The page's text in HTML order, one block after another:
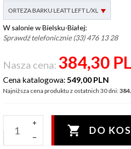
ORTEZA BARKU LEATT LEFT L/XL
W salonie w Bielsku-Białej:
Sprawdź telefonicznie (33) 476 13 28
Nasza cena: 384,30
Cena katalogowa: 549,00 PLN
Najniższa cena produktu z ostatnich 30 dni:
DO